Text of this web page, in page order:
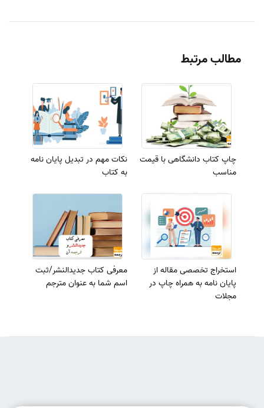
مطالب مرتبط
چاپ کتاب دانشگاهی با قیمت
مناسب
نکات مهم در تبدیل پایان نامه
به کتاب
استخراج تخصصی مقاله از
پایان نامه به همراه چاپ در
مجلات
معرفی کتاب جدیدالنشر/ثبت
اسم شما به‌ عنوان مترجم